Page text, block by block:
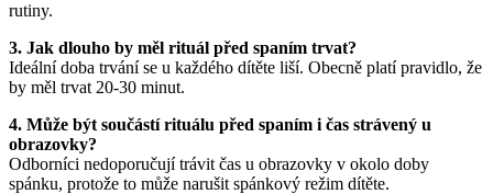
rutiny.
3. Jak dlouho by měl rituál před spaním trvat?
Ideální doba trvání se u každého dítěte liší. Obecně platí pravidlo, že
by měl trvat 20-30 minut.
4. Může být součástí rituálu před spaním i čas strávený u
obrazovky?
Odborníci nedoporučují trávit čas u obrazovky v okolo doby
spánku, protože to může narušit spánkový režim dítěte.